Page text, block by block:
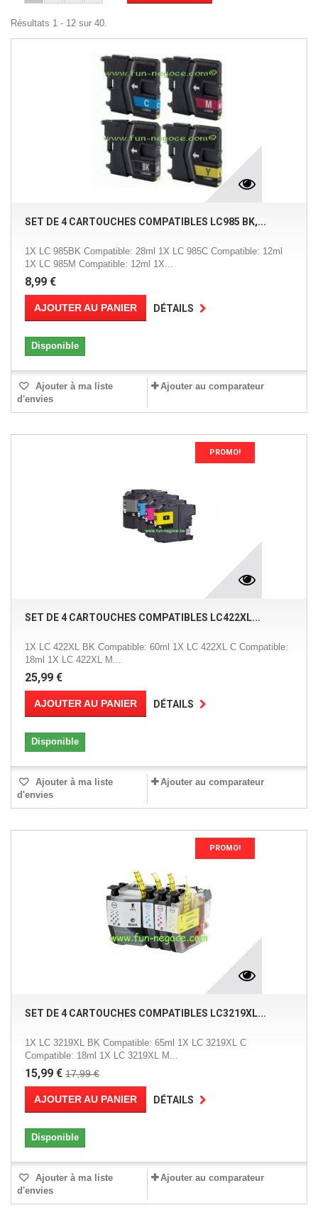
Résultats 1 - 12 sur 40.
SET DE 4 CARTOUCHES COMPATIBLES LC985 BK,...
1X LC 985BK Compatible: 28ml 1X LC 985C Compatible: 12ml
1X LC 985M Compatible: 12ml 1X...
8,99 €
AJOUTER AU PANIER DÉTAILS
Disponible
Ajouter à ma liste
d'envies
Ajouter au comparateur
PROMO!
SET DE 4 CARTOUCHES COMPATIBLES LC422XL...
1X LC 422XL BK Compatible: 60ml 1X LC 422XL C Compatible:
18ml 1X LC 422XL M...
25,99 €
AJOUTER AU PANIER DÉTAILS
Disponible
Ajouter à ma liste
d'envies
Ajouter au comparateur
PROMO!
SET DE 4 CARTOUCHES COMPATIBLES LC3219XL...
1X LC 3219XL BK Compatible: 65ml 1X LC 3219XL C
Compatible: 18ml 1X LC 3219XL M...
15,99 € 17,99 €
AJOUTER AU PANIER DÉTAILS
Disponible
Ajouter à ma liste
d'envies
Ajouter au comparateur